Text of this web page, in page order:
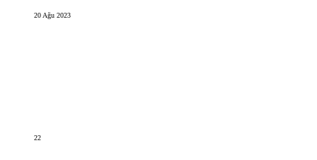
20 Ağu 2023
22